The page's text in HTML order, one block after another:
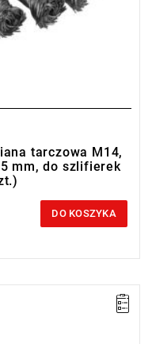
tarczowa M14,
mm, do szlifierek
DO KOSZYKA